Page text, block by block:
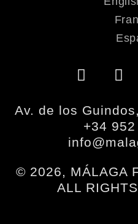
Av. de los
+34
© 2026, MÁLAGA
ALL